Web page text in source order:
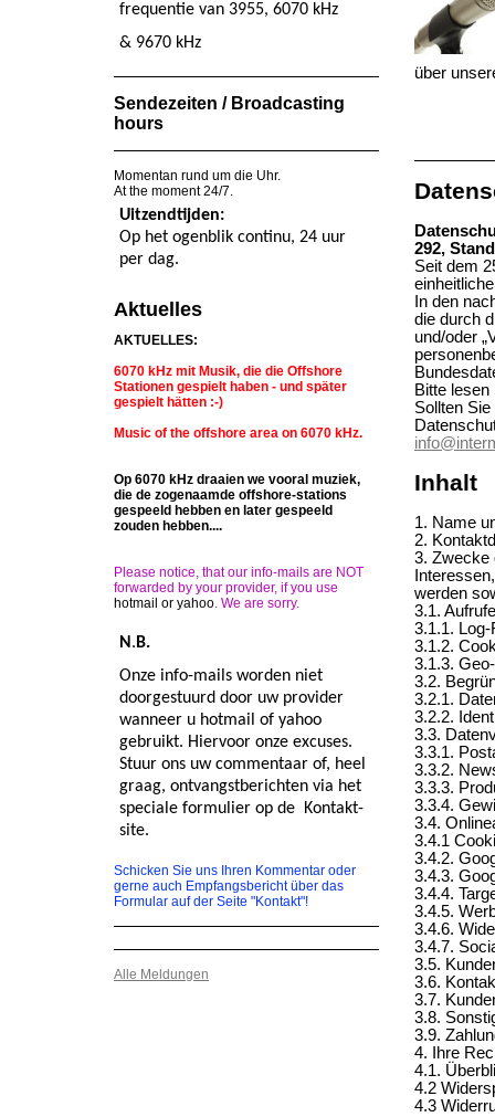
über
292,
Seit dem
In den
die durch
und/oder
Bitte
Sollten
Inhalt
1. Name
2.
3. Zwecke
werden
3.1.
3.1.1. Log-
3.1.2.
3.1.3.
3.2.
3.2.1.
3.2.2.
3.3.
3.3.1.
3.3.2.
3.3.3.
3.3.4.
3.4.
3.4.1
3.4.2.
3.4.3.
3.4.4.
3.4.5.
3.4.6.
3.4.7.
3.5.
3.6.
3.7.
3.8.
3.9.
4. Ihre
4.1.
4.2
4.3
frequentie van 3955, 6070 kHz
& 9670 kHz
Sendezeiten / Broadcasting
hours
Momentan rund um die Uhr.
At the moment 24/7.
Uitzendtijden:
Op het ogenblik continu, 24 uur
per dag.
Aktuelles
AKTUELLES:
6070 kHz mit Musik, die die Offshore
Stationen gespielt haben - und später
gespielt hätten :-)
Music of the offshore area on 6070 kHz.
Op 6070 kHz draaien we vooral muziek,
die de zogenaamde offshore-stations
gespeeld hebben en later gespeeld
zouden hebben....
Please notice, that our info-mails are NOT
forwarded by your provider, if you use
hotmail or yahoo. We are sorry.
N . B.
Onze info-mails worden niet
doorgestuurd door uw provider
wanneer u hotmail of yahoo
gebruikt. Hiervoor onze excuses.
Stuur ons uw commentaar of, heel
graag, ontvangstberichten via het
speciale formulier op de Kontakt-
site.
Schicken Sie uns Ihren Kommentar oder
gerne auch Empfangsbericht über das
Formular auf der Seite "Kontakt"!
Alle Meldungen